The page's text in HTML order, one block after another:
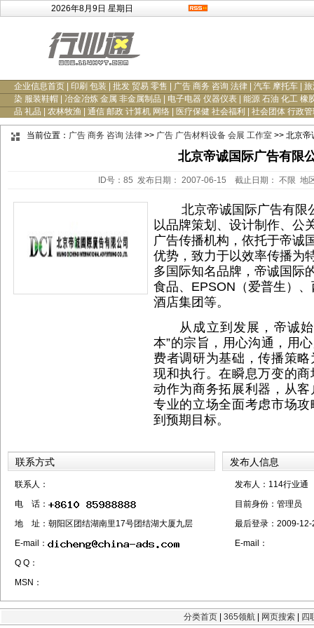
2026年8月9日 星期日
企业信息首页 印刷 包装 批发 贸易 零售 广告 商务 咨询 法律 汽车 摩托车
旅
染 服装鞋帽
冶金冶炼 金属 非金属制品 电子电器 仪器仪表
能源 石油 化工 橡
品 礼品
农林牧渔 通信 邮政 计算机 网络 医疗保健 社会福利 社会团体 行政
当前位置： 广告 商务 咨询 法律 >> 广告 广告材料设备 会展 工作室 >> 北京帝
北京帝诚国际广告有限
ID号：85 发布日期： 2007-06-15 截止日期： 不限 地
北京帝诚国际广告有限
以品牌策划、设计制作、公
广告传播机构，依托于帝诚
优势，致力于以效率传播为
多国际知名品牌，帝诚国际
食品、EPSON（爱普生）
酒店集团等。
从成立到发展，帝诚始
本”的宗旨，用心沟通，用
费者调研为基础，传播策
现和执行。在瞬息万变的
动作为商务拓展利器，从
专业的立场全面考虑市场
到预期目标。
联系方式
联系人：
电 话：
地 址：朝阳区团结湖南里17号团结湖大厦九层
E-mail：
Q Q：
MSN：
发布人信息
发布人：114行业通
目前身份： 管理员
最后登录： 2009-12-
E-mail：
分类首页 365领航 网页搜索 四